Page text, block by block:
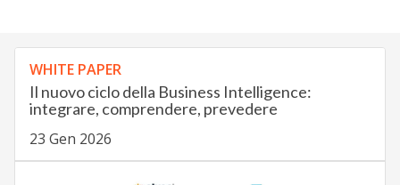
WHITE PAPER
Il nuovo ciclo della Business Intelligence:
integrare, comprendere, prevedere
23 Gen 2026